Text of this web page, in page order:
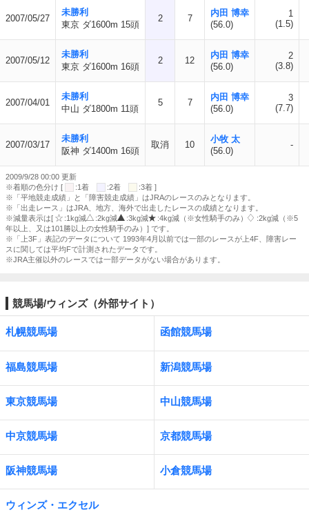
2007/05/27
未勝利
東京 ダ1600m 15頭
2 7
内田 博幸
(56.0)
1
(1.5)
2007/05/12
未勝利
東京 ダ1600m 16頭
2 12
内田 博幸
(56.0)
2
(3.8)
2007/04/01
未勝利
中山 ダ1800m 11頭
5 7
内田 博幸
(56.0)
3
(7.7)
2007/03/17
未勝利
阪神 ダ1400m 16頭
取消 10
小牧 太
(56.0)
-
2009/9/28 00:00 更新
※着順の色分け [
:1着 :2着
:3着 ]
※「平地競走成績」と「障害競走成績」はJRAのレースのみとなります。
※「出走レース」はJRA、地方、海外で出走したレースの成績となります。
※減量表示は[
:1kg減 :2kg減 :3kg減 :4kg減（※女性騎手のみ）
:2kg減（※5
年以上、又は101勝以上の女性騎手のみ）] です。
※「上3F」表記のデータについて 1993年4月以前では一部のレースが上4F、障害レー
スに関しては平均Fで計測されたデータです。
※JRA主催以外のレースでは一部データがない場合があります。
競馬場/ウィンズ（外部サイト）
札幌競馬場 函館競馬場
福島競馬場 新潟競馬場
東京競馬場 中山競馬場
中京競馬場 京都競馬場
阪神競馬場 小倉競馬場
ウィンズ・エクセル